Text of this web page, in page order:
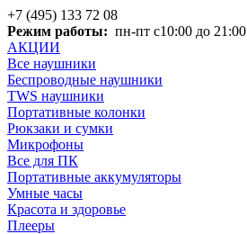
+7 (495) 133 72 08
Режим работы: пн-пт с10:00 до 21:00
АКЦИИ
Все наушники
Беспроводные наушники
TWS наушники
Портативные колонки
Рюкзаки и сумки
Микрофоны
Все для ПК
Портативные аккумуляторы
Умные часы
Красота и здоровье
Плееры